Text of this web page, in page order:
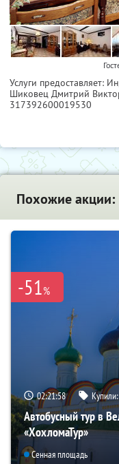
Услуги предоставляет:
Шиковец Дмитрий
317392600019530
Похожие акции:
-51%
02:21:56 Купили:
Автобусный тур в
«ХохломаТур»
Сенная площадь